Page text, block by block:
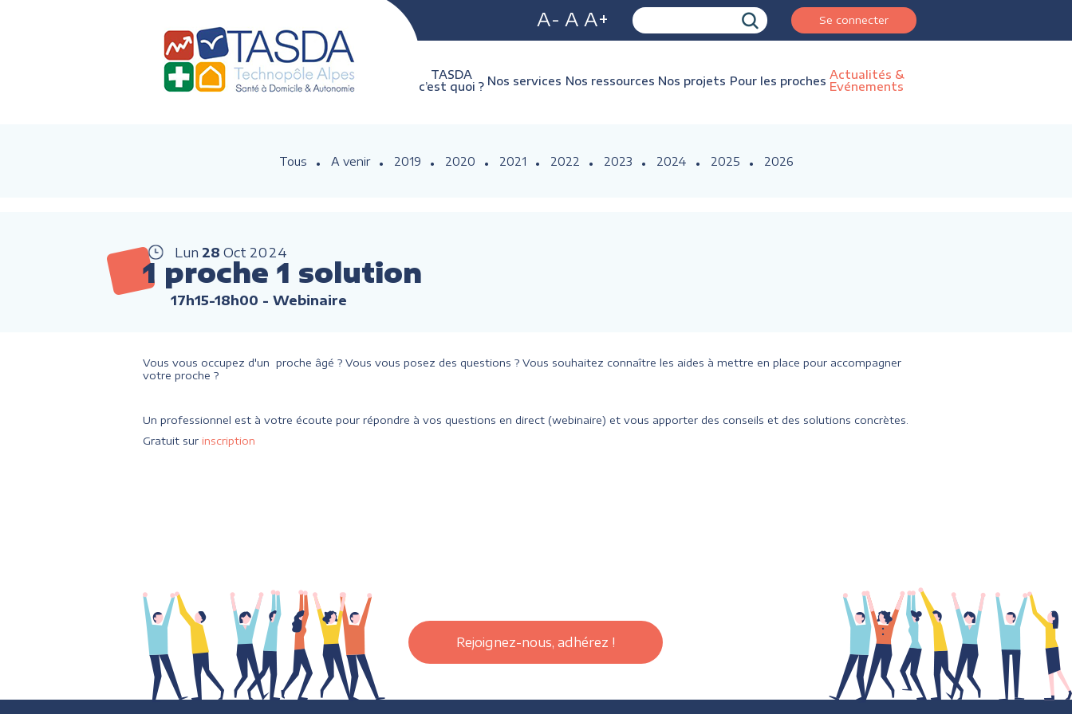
A- A A+ Se connecter
TASDA
c’est quoi ? Nos services Nos ressources Nos projets Pour les proches Actualités &
Evénements
Tous A venir 2019 2020 2021 2022 2023 2024 2025 2026
Lun 28 Oct 2024
1 proche 1 solution
17h15-18h00 - Webinaire
Vous vous occupez d'un proche âgé ? Vous vous posez des questions ? Vous souhaitez connaître les aides à mettre en place pour accompagner
votre proche ?
Un professionnel est à votre écoute pour répondre à vos questions en direct (webinaire) et vous apporter des conseils et des solutions concrètes.
Gratuit sur inscription
Rejoignez-nous, adhérez !